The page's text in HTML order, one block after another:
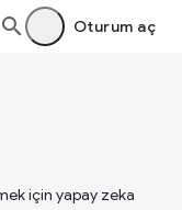
Oturum aç
için yapay zeka